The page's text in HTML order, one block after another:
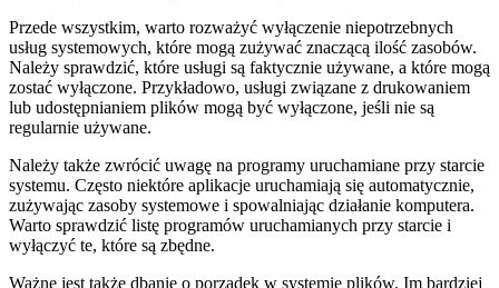
Przede wszystkim, warto rozważyć wyłączenie⁤ niepotrzebnych
usług systemowych, które ⁤mogą ⁤zużywać ⁣znaczącą ilość zasobów.
Należy sprawdzić, ‌które usługi‍ są ‌faktycznie ‌używane, a które‍ mogą
zostać wyłączone. Przykładowo, usługi związane z drukowaniem⁣
lub udostępnianiem ⁢plików mogą być wyłączone, jeśli nie⁢ są
regularnie używane.
Należy także zwrócić uwagę na programy uruchamiane przy‌ starcie
systemu. Często niektóre ⁣aplikacje uruchamiają ⁢się automatycznie,⁢
zużywając zasoby systemowe ⁣i spowalniając⁣ działanie komputera.
Warto sprawdzić listę programów uruchamianych przy starcie i
wyłączyć te, które są zbędne.
Ważne jest‌ także dbanie o⁢ porządek w⁢ systemie ‌plików. Im bardziej